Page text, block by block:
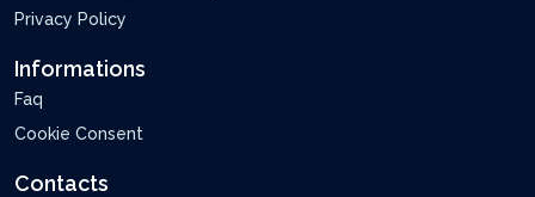
Privacy Policy
Informations
Faq
Cookie Consent
Contacts